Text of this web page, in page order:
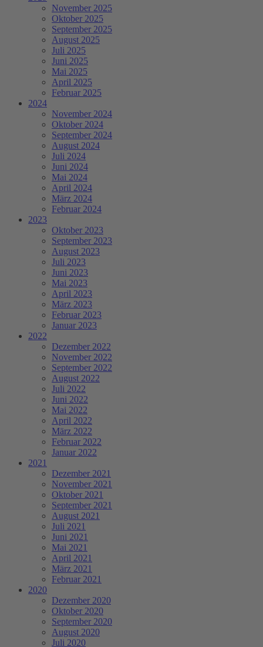
November 2025
Oktober 2025
September 2025
August 2025
Juli 2025
Juni 2025
Mai 2025
April 2025
Februar 2025
2024
November 2024
Oktober 2024
September 2024
August 2024
Juli 2024
Juni 2024
Mai 2024
April 2024
März 2024
Februar 2024
2023
Oktober 2023
September 2023
August 2023
Juli 2023
Juni 2023
Mai 2023
April 2023
März 2023
Februar 2023
Januar 2023
2022
Dezember 2022
November 2022
September 2022
August 2022
Juli 2022
Juni 2022
Mai 2022
April 2022
März 2022
Februar 2022
Januar 2022
2021
Dezember 2021
November 2021
Oktober 2021
September 2021
August 2021
Juli 2021
Juni 2021
Mai 2021
April 2021
März 2021
Februar 2021
2020
Dezember 2020
Oktober 2020
September 2020
August 2020
Juli 2020